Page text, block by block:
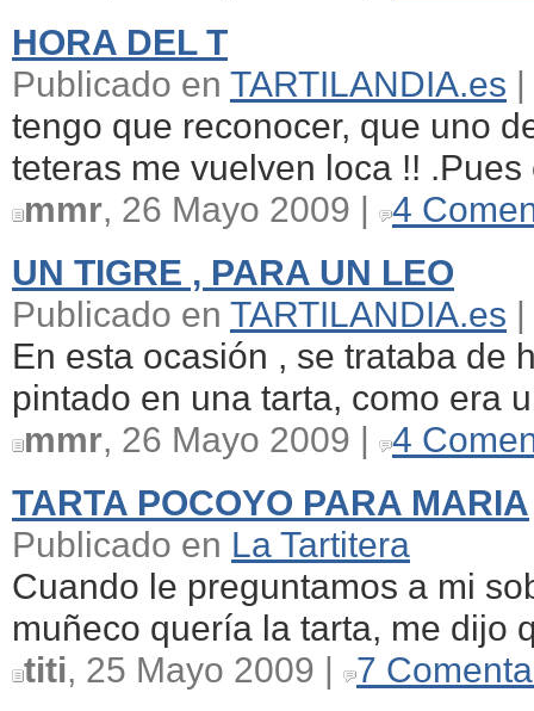
HORA DEL T
Publicado en TARTILANDIA.es
tengo que reconocer, que uno
teteras me vuelven loca !!
mmr, 26 Mayo 2009 |
4
UN TIGRE , PARA UN LEO
Publicado en TARTILANDIA.es
En esta ocasión , se trataba de
pintado en una tarta, como era
mmr, 26 Mayo 2009 |
4
TARTA POCOYO PARA MARIA
Publicado en La Tartitera
Cuando le preguntamos a mi
muñeco quería la tarta, me dijo
titi, 25 Mayo 2009 |
7